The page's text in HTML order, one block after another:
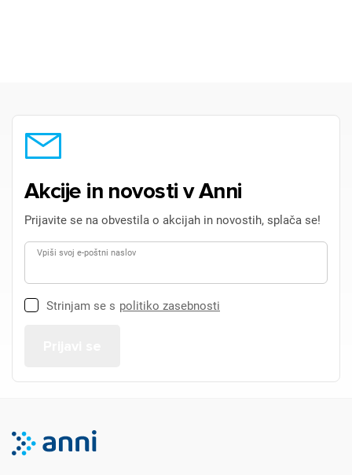
Akcije in novosti v Anni
Prijavite se na obvestila o akcijah in novostih, splača se!
Vpiši svoj e-poštni naslov
Strinjam se s politiko zasebnosti